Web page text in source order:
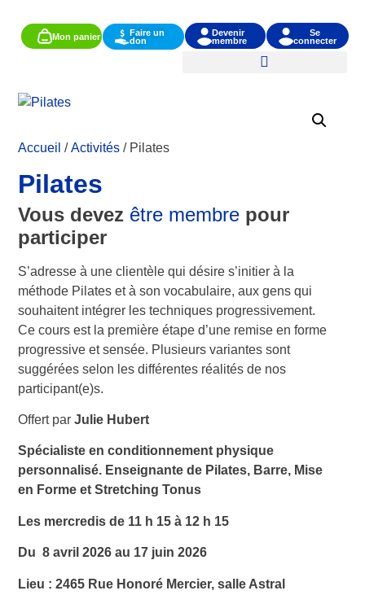
Mon panier
Faire un
don
Devenir
membre
Se
connecter
Accueil /Activités / Pilates
Pilates
Vous devez être membre pour
participer
S’adresse à une clientèle qui désire s’initier à la
méthode Pilates et à son vocabulaire, aux gens qui
souhaitent intégrer les techniques progressivement.
Ce cours est la première étape d’une remise en forme
progressive et sensée. Plusieurs variantes sont
suggérées selon les différentes réalités de nos
participant(e)s.
Offert parJulie Hubert
Spécialiste en conditionnement physique
personnalisé. Enseignante de Pilates, Barre, Mise
en Forme et Stretching Tonus
Les mercredis de 11 h 15 à 12 h 15
Du 8 avril 2026 au 17 juin 2026
Lieu : 2465 Rue Honoré Mercier, salle Astral